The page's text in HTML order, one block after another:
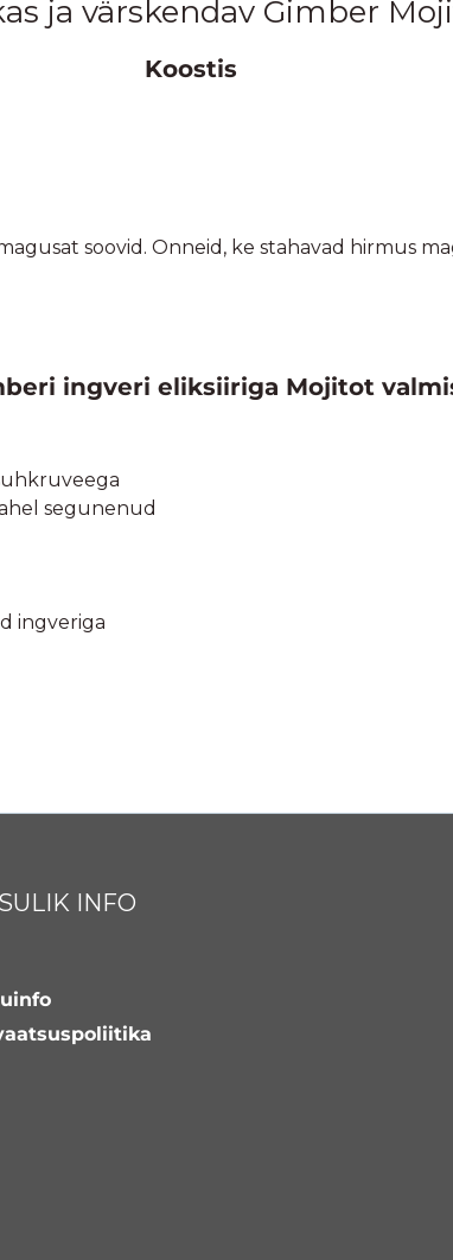
ja värskendav Gimber
Koostis
magusat soovid. Onneid, ke stahavad hirmus
ingveri eliksiiriga Mojitot
segunenud
ingveriga
INFO